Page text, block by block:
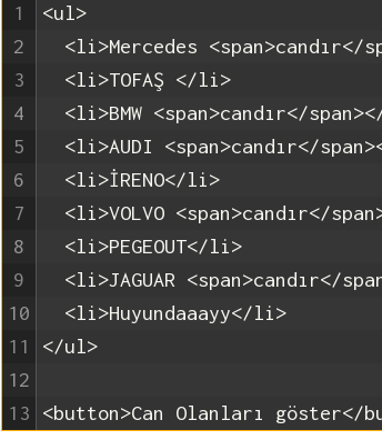
1
2
3
4
5
6
7
8
9
10
11
12
13
<ul>
<li>Mercedes <span>candır</
<li>TOFAŞ </li>
<li>BMW <span>candır</span>
<li>AUDI <span>candır</span>
<li>İRENO</li>
<li>VOLVO <span>candır</
<li>PEGEOUT</li>
<li>JAGUAR <span>candır</
<li>Huyundaaayy</li>
</ul>
<button>Can Olanları göster</